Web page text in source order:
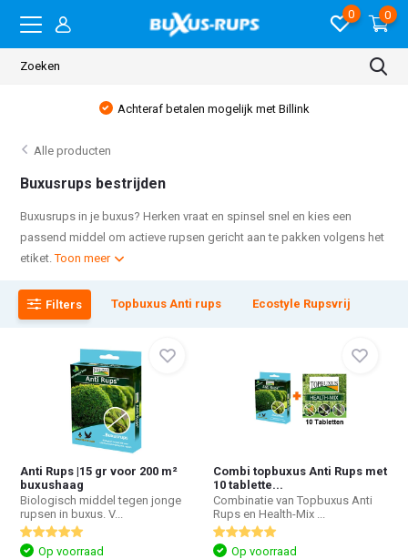
0 0
Gratis verzending NL vanaf € 75,00
Alle producten
Buxusrups bestrijden
Buxusrups in je buxus? Herken vraat en spinsel snel en kies een
passend middel om actieve rupsen gericht aan te pakken volgens het
etiket.Toon meer
Filters Topbuxus Anti rups Ecostyle Rupsvrij
Anti Rups |15 gr voor 200 m²
buxushaag
Biologisch middel tegen jonge
rupsen in buxus. V...
Op voorraad
Combi topbuxus Anti Rups met
10 tablette...
Combinatie van Topbuxus Anti
Rups en Health-Mix ...
Op voorraad